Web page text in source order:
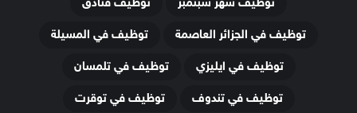
توظيف في الجزائر العاصمة
توظيف في المسيلة
توظيف في ايليزي
توظيف في تلمسان
توظيف في تندوف
توظيف في توقرت